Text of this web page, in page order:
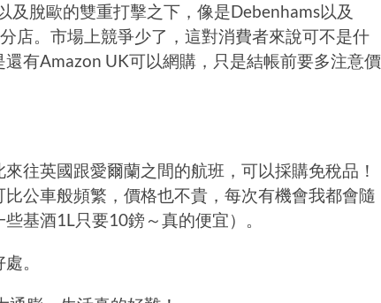
及脫歐的雙重打擊之下，像是Debenhams以及
店。市場上競爭少了，這對消費者來說可不是什
有Amazon UK可以網購，只是結帳前要多注意價
往英國跟愛爾蘭之間的航班，可以採購免稅品！
公車般頻繁，價格也不貴，每次有機會我都會隨
基酒1L只要10鎊～真的便宜）。
。